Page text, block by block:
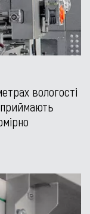
вологості